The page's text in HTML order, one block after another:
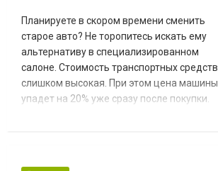
Планируете в скором времени сменить
старое авто? Не торопитесь искать ему
альтернативу в специализированном
салоне. Стоимость транспортных средств
слишком высокая. При этом цена машины
упадет на 20% уже сразу после покупки.